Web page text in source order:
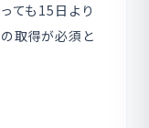
ても15日より
取得が必須と